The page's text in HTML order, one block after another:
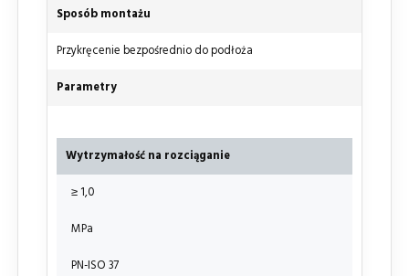
Sposób montażu
Przykręcenie bezpośrednio do podłoża
Parametry
Wytrzymałość na rozciąganie
≥ 1,0
MPa
PN-ISO 37